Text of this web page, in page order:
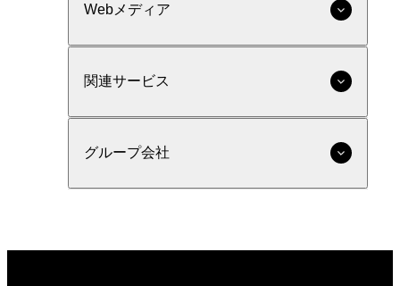
Webメディア
関連サービス
グループ会社